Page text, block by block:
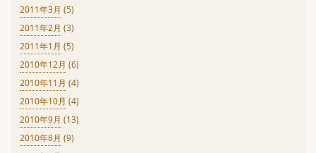
2011年3月 (5)
2011年2月 (3)
2011年1月 (5)
2010年12月 (6)
2010年11月 (4)
2010年10月 (4)
2010年9月 (13)
2010年8月 (9)